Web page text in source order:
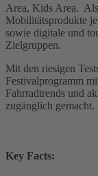
Area, Kids Area.
Mobilitätsprodukte
sowie digitale und
Zielgruppen.
Mit den riesigen
Festivalprogramm
Fahrradtrends und
zugänglich gemacht.
Key Facts: